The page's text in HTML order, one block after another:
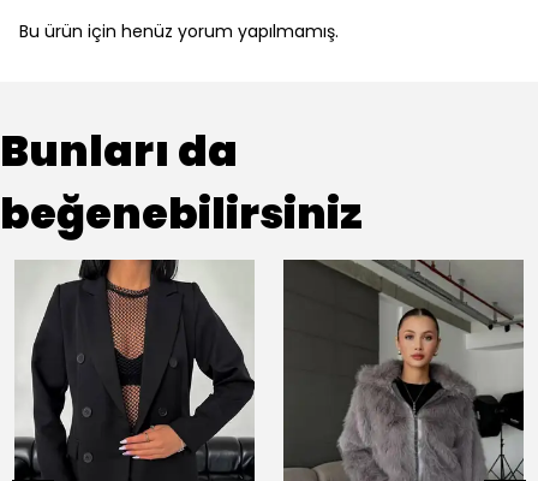
Bu ürün için henüz yorum yapılmamış.
Bunları da
beğenebilirsiniz